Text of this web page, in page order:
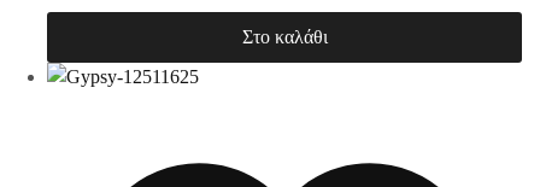
Στο καλάθι